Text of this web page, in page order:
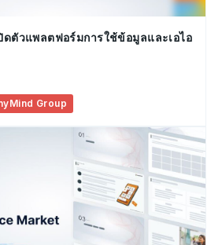
ตัวแพลตฟอร์มการใช้ข้อมูลและเอไอ
Group